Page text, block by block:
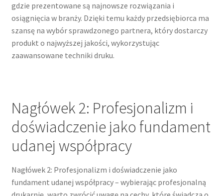
gdzie prezentowane są najnowsze rozwiązania i
osiągnięcia w branży. Dzięki temu każdy przedsiębiorca ma
szansę na wybór sprawdzonego partnera, który dostarczy
produkt o najwyższej jakości, wykorzystując
zaawansowane techniki druku.
Nagłówek 2: Profesjonalizm i
doświadczenie jako fundament
udanej współpracy
Nagłówek 2: Profesjonalizm i doświadczenie jako
fundament udanej współpracy – wybierając profesjonalną